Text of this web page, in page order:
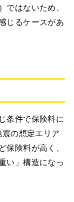
はないため、
じるケースがあ
条件で保険料に
の想定エリア
険料が高く、
い」構造になっ